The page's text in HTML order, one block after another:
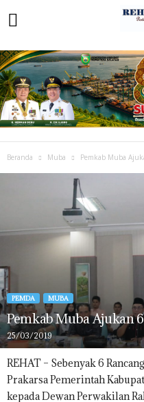
Beranda Muba Pemkab Muba
PEMDA MUBA
Pemkab Muba Ajukan
25/03/2019
REHAT – Sebenyak 6
Prakarsa Pemerintah
kepada Dewan Perwakilan